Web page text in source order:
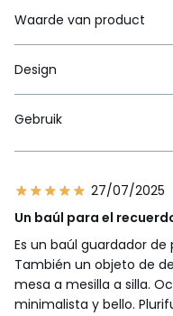
Waarde van product
Design
Gebruik
27/07/2025
Un baúl para el
Es un baúl guardador
También un objeto de
mesa a mesilla a silla.
minimalista y bello.